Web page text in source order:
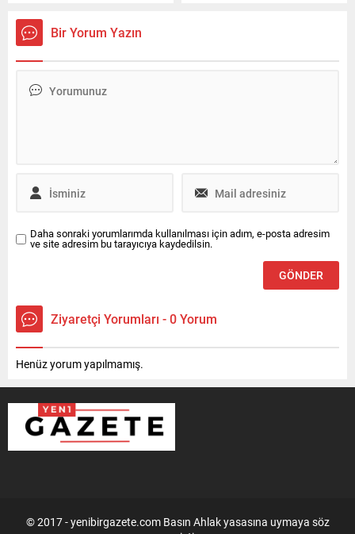
olumsuzluk yaşanmadı.
Bir Yorum Yazın
Daha sonraki yorumlarımda kullanılması için adım, e-posta adresim
ve site adresim bu tarayıcıya kaydedilsin.
Ziyaretçi Yorumları - 0 Yorum
Henüz yorum yapılmamış.
© 2017 - yenibirgazete.com Basın Ahlak yasasına uymaya söz